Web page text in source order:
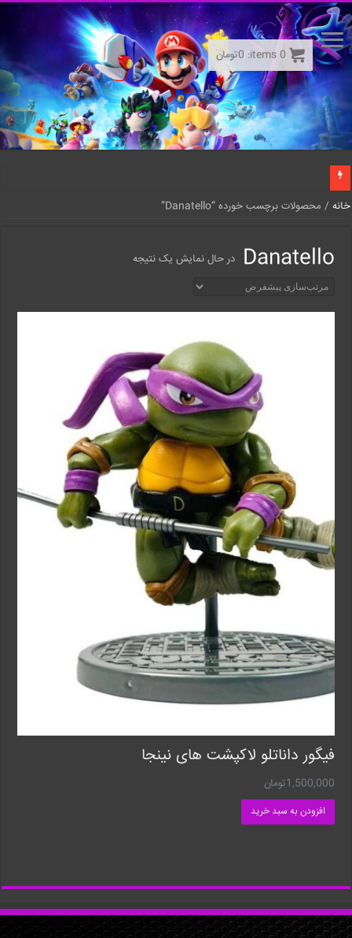
خانه / محصولات برچسب خورده “Danatello”
Danatello در حال نمایش یک نتیجه
فیگور داناتلو لاکپشت های نینجا
1,500,000تومان
افزودن به سبد خرید
0
items:
0تومان